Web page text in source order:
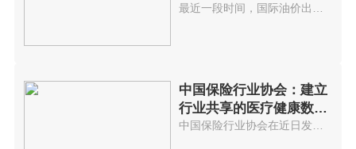
回事?
中国保险行业协会：建立
行业共享的医疗健康数据
库